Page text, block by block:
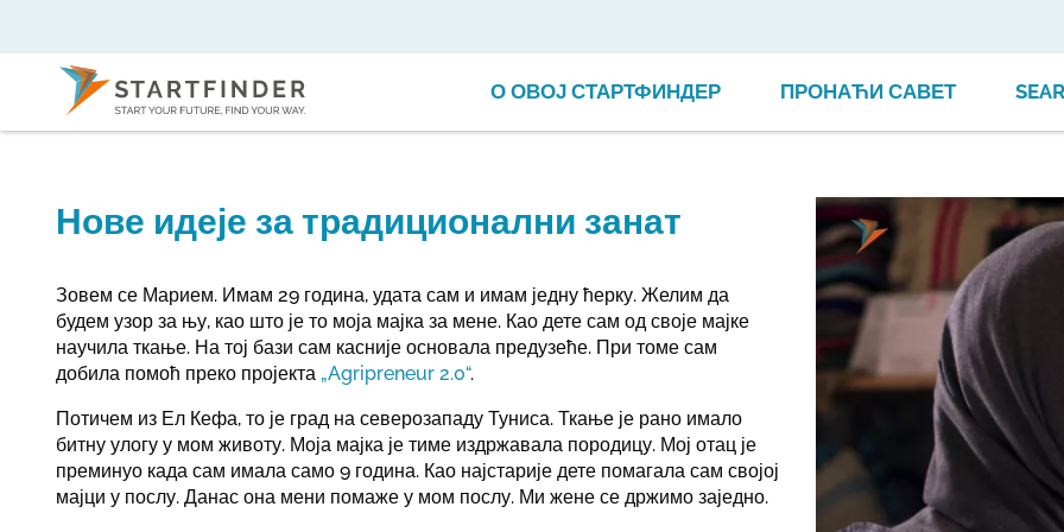
О ОВОЈ СТАРТФИНДЕР ПРОНАЋИ САВЕТ
Нове идеје за традиционални занат
Зовем се Марием. Имам 29 година, удата сам и имам једну ћерку. Желим да
будем узор за њу, као што је то моја мајка за мене. Као дете сам од своје мајке
научила ткање. На тој бази сам касније основала предузеће. При томе сам
добила помоћ преко пројекта „Agripreneur 2.0“.
Потичем из Ел Кефа, то је град на северозападу Туниса. Ткање је рано имало
битну улогу у мом животу. Моја мајка је тиме издржавала породицу. Мој отац је
преминуо када сам имала само 9 година. Као најстарије дете помагала сам својој
мајци у послу. Данас она мени помаже у мом послу. Ми жене се држимо заједно.